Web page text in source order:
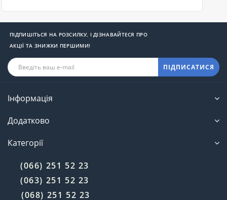
ПІДПИШІТЬСЯ НА РОЗСИЛКУ, І ДІЗНАВАЙТЕСЯ ПРО
АКЦІЇ ТА ЗНИЖКИ ПЕРШИМИ!
ПІДПИСАТИСЯ
Інформація
Додатково
Категорії
(066) 251 52 23
(063) 251 52 23
(068) 251 52 23